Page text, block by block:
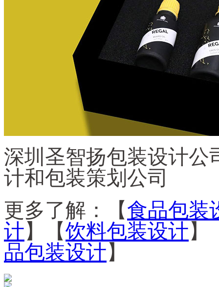
深圳圣智扬包装设计公
计和包装策划公司
更多了解：【食品包装
计】【饮料包装设计】
品包装设计】